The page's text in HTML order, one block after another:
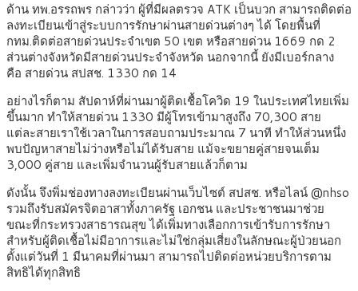
ด้าน ทพ.อรรถพร กล่าวว่า ผู้ที่มีผลตรวจ ATK เป็นบวก สามารถติดต่อ
ลงทะเบียนเข้าสู่ระบบการรักษาผ่านสายด่วนต่างๆ ได้ โดยพื้นที่
กทม.ติดต่อสายด่วนประจำเขต 50 เขต หรือสายด่วน 1669 กด 2
ส่วนต่างจังหวัดมีสายด่วนประจำจังหวัด นอกจากนี้ ยังมีเบอร์กลาง
คือ สายด่วน สปสช. 1330 กด 14
อย่างไรก็ตาม สัปดาห์ที่ผ่านมาผู้ติดเชื้อโควิด 19 ในประเทศไทยเพิ่ม
ขึ้นมาก ทำให้สายด่วน 1330 มีผู้โทรเข้ามาสูงถึง 70,300 สาย
แต่ละสายเราใช้เวลาในการสอบถามประมาณ 7 นาที ทำให้ส่วนหนึ่ง
พบปัญหาสายไม่ว่างหรือไม่ได้รับสาย แม้จะขยายคู่สายจนเต็ม
3,000 คู่สาย และเพิ่มจำนวนผู้รับสายแล้วก็ตาม
ดังนั้น จึงพิ่มช่องทางลงทะเบียนผ่านเว็บไซต์ สปสช. หรือไลน์ @nhso
รวมถึงรับสมัครจิตอาสาทั้งภาครัฐ เอกชน และประชาชนมาช่วย
ขณะที่กระทรวงสาธารณสุข ได้เพิ่มทางเลือกการเข้ารับการรักษา
สำหรับผู้ติดเชื้อไม่มีอาการและไม่ใช่กลุ่มเสี่ยงในลักษณะผู้ป่วยนอก
ตั้งแต่วันที่ 1 มีนาคมที่ผ่านมา สามารถไปติดต่อหน่วยบริการตาม
สิทธิได้ทุกสิทธิ